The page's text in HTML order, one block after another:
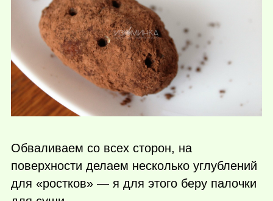
Обваливаем со всех сторон, на
поверхности делаем несколько углублений
для «ростков» — я для этого беру палочки